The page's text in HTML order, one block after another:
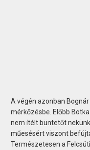
A végén azonban
mérkőzésbe. Előbb
nem ítélt büntetőt
műesésért viszont
Természetesen a